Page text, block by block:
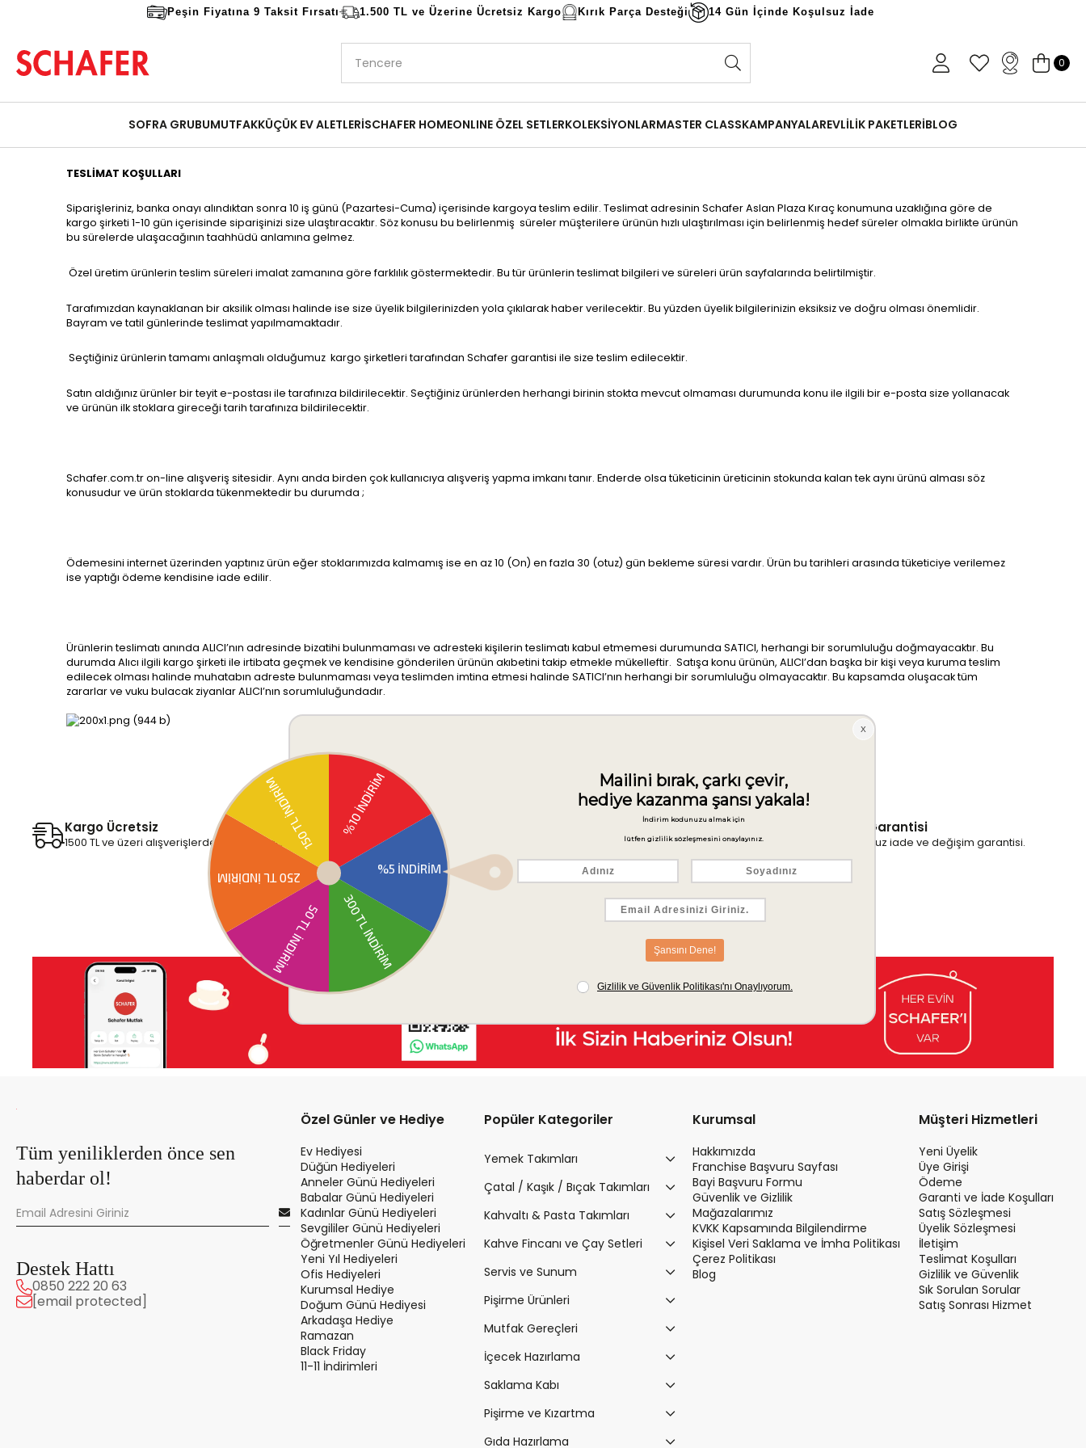
Peşin Fiyatına 9 Taksit Fırsatı 1.500 TL ve Üzerine Ücretsiz Kargo Kırık Parça Desteği 14 Gün İçinde Koşulsuz İade
0
SOFRA GRUBUMUTFAKKÜÇÜK EV ALETLERİSCHAFER HOMEONLINE ÖZEL SETLERKOLEKSİYONLARMASTER CLASSKAMPANYALAREVLİLİK PAKETLERİBLOG
TESLİMAT KOŞULLARI
Siparişleriniz, banka onayı alındıktan sonra 10 iş günü (Pazartesi-Cuma) içerisinde kargoya teslim edilir. Teslimat adresinin Schafer Aslan Plaza Kıraç konumuna uzaklığına göre de
kargo şirketi 1-10 gün içerisinde siparişinizi size ulaştıracaktır. Söz konusu bu belirlenmiş süreler müşterilere ürünün hızlı ulaştırılması için belirlenmiş hedef süreler olmakla birlikte ürünün
bu sürelerde ulaşacağının taahhüdü anlamına gelmez.
Özel üretim ürünlerin teslim süreleri imalat zamanına göre farklılık göstermektedir. Bu tür ürünlerin teslimat bilgileri ve süreleri ürün sayfalarında belirtilmiştir.
Tarafımızdan kaynaklanan bir aksilik olması halinde ise size üyelik bilgilerinizden yola çıkılarak haber verilecektir. Bu yüzden üyelik bilgilerinizin eksiksiz ve doğru olması önemlidir.
Bayram ve tatil günlerinde teslimat yapılmamaktadır.
Seçtiğiniz ürünlerin tamamı anlaşmalı olduğumuz kargo şirketleri tarafından Schafer garantisi ile size teslim edilecektir.
Satın aldığınız ürünler bir teyit e-postası ile tarafınıza bildirilecektir. Seçtiğiniz ürünlerden herhangi birinin stokta mevcut olmaması durumunda konu ile ilgili bir e-posta size yollanacak
ve ürünün ilk stoklara gireceği tarih tarafınıza bildirilecektir.
Schafer.com.tr on-line alışveriş sitesidir. Aynı anda birden çok kullanıcıya alışveriş yapma imkanı tanır. Enderde olsa tüketicinin üreticinin stokunda kalan tek aynı ürünü alması söz
konusudur ve ürün stoklarda tükenmektedir bu durumda ;
Ödemesini internet üzerinden yaptınız ürün eğer stoklarımızda kalmamış ise en az 10 (On) en fazla 30 (otuz) gün bekleme süresi vardır. Ürün bu tarihleri arasında tüketiciye verilemez
ise yaptığı ödeme kendisine iade edilir.
Ürünlerin teslimatı anında ALICI’nın adresinde bizatihi bulunmaması ve adresteki kişilerin teslimatı kabul etmemesi durumunda SATICI, herhangi bir sorumluluğu doğmayacaktır. Bu
durumda Alıcı ilgili kargo şirketi ile irtibata geçmek ve kendisine gönderilen ürünün akıbetini takip etmekle mükelleftir. Satışa konu ürünün, ALICI’dan başka bir kişi veya kuruma teslim
edilecek olması halinde muhatabın adreste bulunmaması veya teslimden imtina etmesi halinde SATICI’nın herhangi bir sorumluluğu olmayacaktır. Bu kapsamda oluşacak tüm
zararlar ve vuku bulacak ziyanlar ALICI’nın sorumluluğundadır.
Kargo Ücretsiz
1500 TL ve üzeri alışverişlerde Kargo bedava!
Güvenli Ödeme
3D Secure ile güvenli ödemenizi gerçekleştirin.
İade & Değişim Garantisi
Ürünlerinizde sorunsuz iade ve değişim garantisi.
Tüm yeniliklerden önce sen
haberdar ol!
Destek Hattı
0850 222 20 63
[email protected]
Özel Günler ve Hediye
Ev Hediyesi
Düğün Hediyeleri
Anneler Günü Hediyeleri
Babalar Günü Hediyeleri
Kadınlar Günü Hediyeleri
Sevgililer Günü Hediyeleri
Öğretmenler Günü Hediyeleri
Yeni Yıl Hediyeleri
Ofis Hediyeleri
Kurumsal Hediye
Doğum Günü Hediyesi
Arkadaşa Hediye
Ramazan
Black Friday
11-11 İndirimleri
Popüler Kategoriler
Yemek Takımları
Çatal / Kaşık / Bıçak Takımları
Kahvaltı & Pasta Takımları
Kahve Fincanı ve Çay Setleri
Servis ve Sunum
Pişirme Ürünleri
Mutfak Gereçleri
İçecek Hazırlama
Saklama Kabı
Pişirme ve Kızartma
Gıda Hazırlama
Kurumsal
Hakkımızda
Franchise Başvuru Sayfası
Bayi Başvuru Formu
Güvenlik ve Gizlilik
Mağazalarımız
KVKK Kapsamında Bilgilendirme
Kişisel Veri Saklama ve İmha Politikası
Çerez Politikası
Blog
Müşteri Hizmetleri
Yeni Üyelik
Üye Girişi
Ödeme
Garanti ve İade Koşulları
Satış Sözleşmesi
Üyelik Sözleşmesi
İletişim
Teslimat Koşulları
Gizlilik ve Güvenlik
Sık Sorulan Sorular
Satış Sonrası Hizmet